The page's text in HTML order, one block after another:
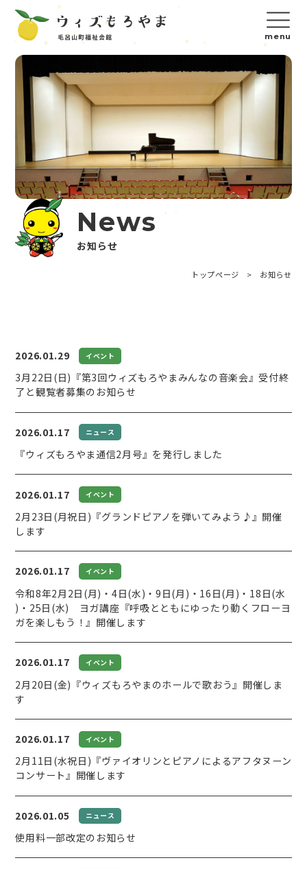
News
お知らせ
トップページ > お知らせ
2026.01.29 イベント
3月22日(日)『第3回ウィズもろやまみんなの音楽会』受付終
了と観覧者募集のお知らせ
2026.01.17 ニュース
『ウィズもろやま通信2月号』を発行しました
2026.01.17 イベント
2月23日(月祝日)『グランドピアノを弾いてみよう♪』開催
します
2026.01.17 イベント
令和8年2月2日(月)・4日(水)・9日(月)・16日(月)・18日(水
)・25日(水) ヨガ講座『呼吸とともにゆったり動くフローヨ
ガを楽しもう！』開催します
2026.01.17 イベント
2月20日(金)『ウィズもろやまのホールで歌おう』開催しま
す
2026.01.17 イベント
2月11日(水祝日)『ヴァイオリンとピアノによるアフタヌーン
コンサート』開催します
2026.01.05 ニュース
使用料一部改定のお知らせ